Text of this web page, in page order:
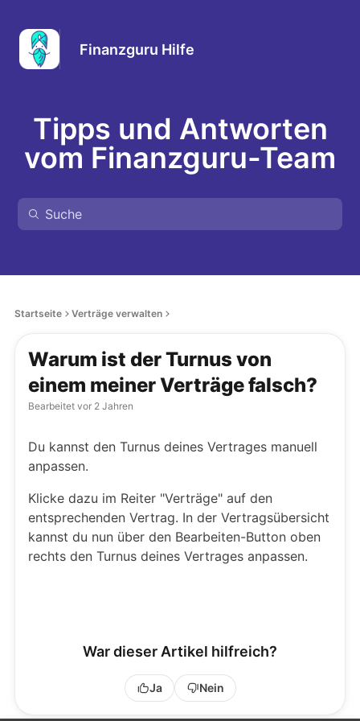
Finanzguru Hilfe
Tipps und Antworten
vom Finanzguru-Team
Startseite Verträge verwalten
Warum ist der Turnus von
einem meiner Verträge falsch?
Bearbeitet vor 2 Jahren
Du kannst den Turnus deines Vertrages manuell
anpassen.
Klicke dazu im Reiter "Verträge" auf den
entsprechenden Vertrag. In der Vertragsübersicht
kannst du nun über den Bearbeiten-Button oben
rechts den Turnus deines Vertrages anpassen.
War dieser Artikel hilfreich?
Ja Nein